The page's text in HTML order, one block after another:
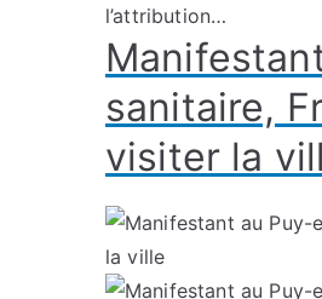
l’attribution…
sanitaire,
visiter la